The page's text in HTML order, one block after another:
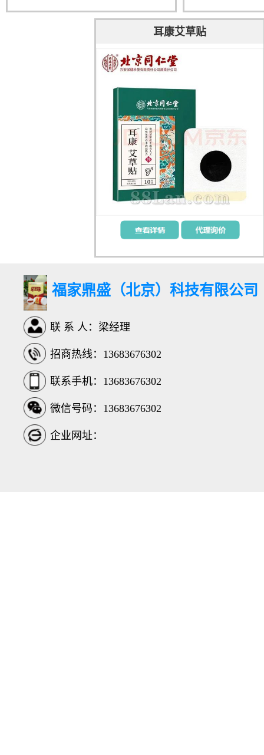
耳康艾草贴
福家鼎盛（北京）科技有限公司
联 系 人：梁经理
招商热线：13683676302
联系手机：13683676302
微信号码：13683676302
企业网址：